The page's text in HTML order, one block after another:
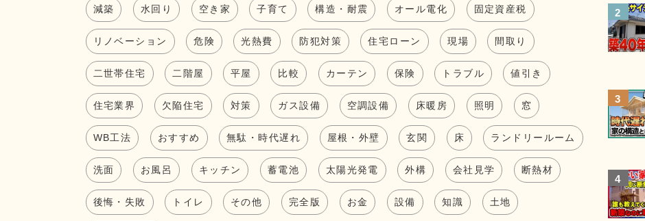
減築 水回り 空き家 子育て 構造・耐震 オール電化 固定資産税
リノベーション 危険 光熱費 防犯対策 住宅ローン 現場 間取り
二世帯住宅 二階屋 平屋 比較 カーテン 保険 トラブル 値引き
住宅業界 欠陥住宅 対策 ガス設備 空調設備 床暖房 照明 窓
WB工法 おすすめ 無駄・時代遅れ 屋根・外壁 玄関 床 ランドリールーム
洗面 お風呂 キッチン 蓄電池 太陽光発電 外構 会社見学 断熱材
後悔・失敗 トイレ その他 完全版 お金 設備 知識 土地